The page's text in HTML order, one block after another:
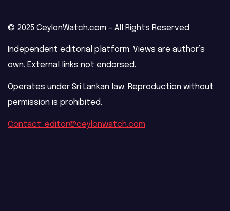
© 2025 CeylonWatch.com – All Rights Reserved
Independent editorial platform. Views are author’s
own. External links not endorsed.
Operates under Sri Lankan law. Reproduction without
permission is prohibited.
Contact: editor@ceylonwatch.com